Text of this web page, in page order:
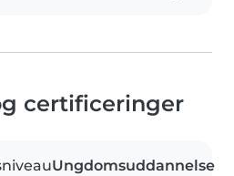
certificeringer
Ungdomsuddannelse